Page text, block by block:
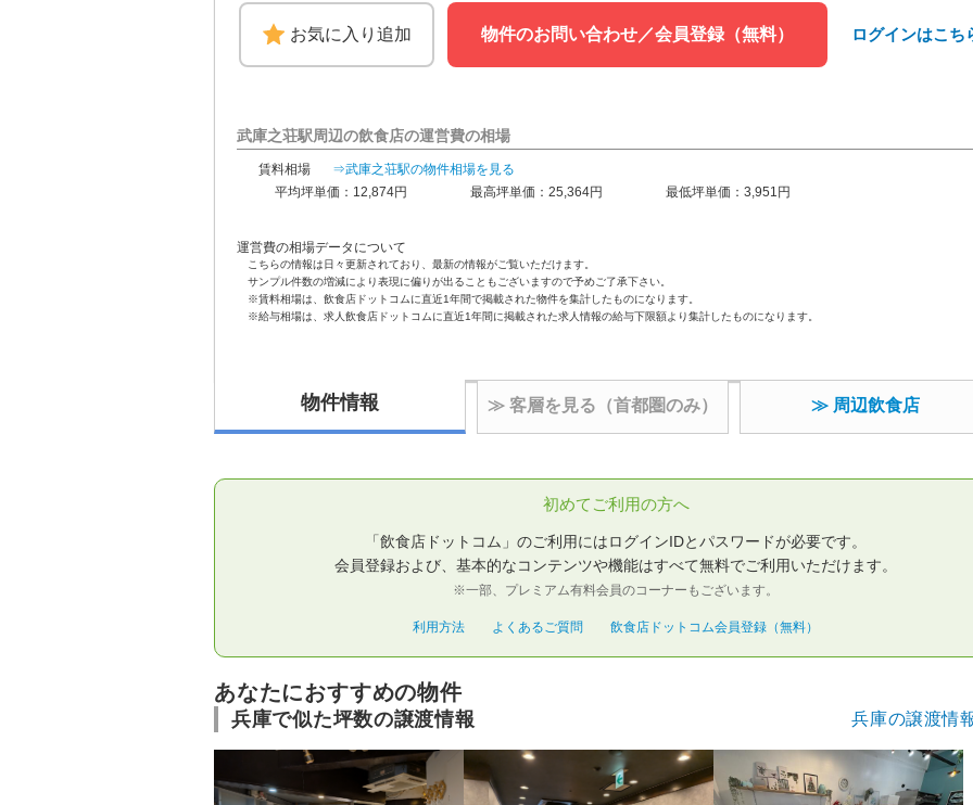
お気に入り追加 物件のお問い合わせ／会員登録（無料） ログインはこち
武庫之荘駅周辺の飲食店の運営費の相場
賃料相場
⇒武庫之荘駅の物件相場を見る
平均坪単価：12,874円
最高坪単価：25,364円 最低坪単価：3,951円
運営費の相場データについて
こちらの情報は日々更新されており、最新の情報がご覧いただけます。
サンプル件数の増減により表現に偏りが出ることもございますので予めご了承下さい。
※賃料相場は、飲食店ドットコムに直近1年間で掲載された物件を集計したものになります。
※給与相場は、求人飲食店ドットコムに直近1年間に掲載された求人情報の給与下限額より集計したものになります。
物件情報 ≫ 客層を見る（首都圏のみ） ≫ 周辺飲食店
初めてご利用の方へ
「飲食店ドットコム」のご利用にはログインIDとパスワードが必要です。
会員登録および、基本的なコンテンツや機能はすべて無料でご利用いただけます。
※一部、プレミアム有料会員のコーナーもございます。
利用方法 よくあるご質問 飲食店ドットコム会員登録（無料）
あなたにおすすめの物件
兵庫で似た坪数の譲渡情報 兵庫の譲渡情